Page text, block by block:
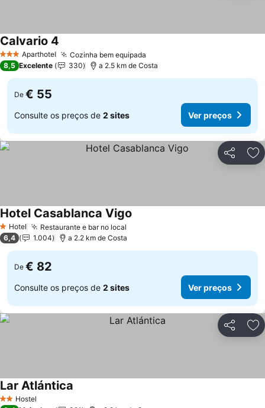
3 EstrelasAparthotel Cozinha bem equipada
Calvario 4
8,5 Excelente 330 a 2.5 km de Costa
De € 55
Consulte os preços de 2 sites Ver preços
Partilhar
1 Estrelas
Hotel Restaurante e bar no local
Hotel Casablanca Vigo
6,4 1.004 a 2.2 km de Costa
De € 82
Consulte os preços de 2 sites Ver preços
Partilhar
2 Estrelas
Hostel
Lar Atlántica